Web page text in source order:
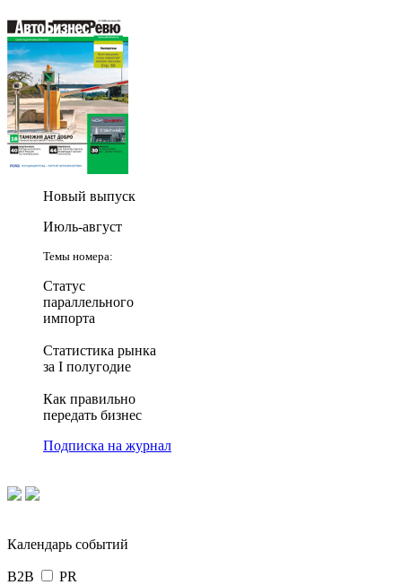
Новый выпуск
Июль-август
Темы номера:
Статус
параллельного
импорта
Статистика рынка
за I полугодие
Как правильно
передать бизнес
Подписка на журнал
Календарь событий
B2B PR